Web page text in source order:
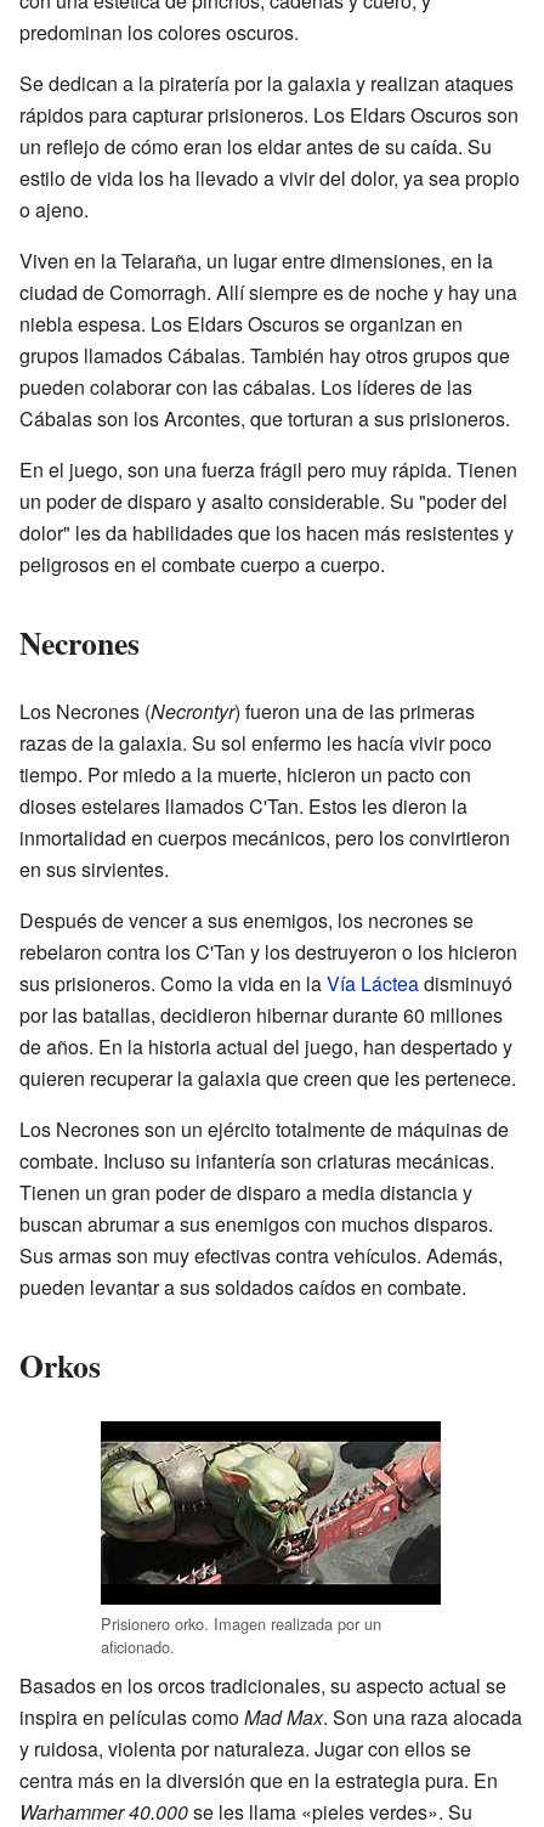
predominan los colores oscuros.
Se dedican a la piratería por la galaxia y realizan ataques
rápidos para capturar prisioneros. Los Eldars Oscuros son
un reflejo de cómo eran los eldar antes de su caída. Su
estilo de vida los ha llevado a vivir del dolor, ya sea propio
o ajeno.
Viven en la Telaraña, un lugar entre dimensiones, en la
ciudad de Comorragh. Allí siempre es de noche y hay una
niebla espesa. Los Eldars Oscuros se organizan en
grupos llamados Cábalas. También hay otros grupos que
pueden colaborar con las cábalas. Los líderes de las
Cábalas son los Arcontes, que torturan a sus prisioneros.
En el juego, son una fuerza frágil pero muy rápida. Tienen
un poder de disparo y asalto considerable. Su "poder del
dolor" les da habilidades que los hacen más resistentes y
peligrosos en el combate cuerpo a cuerpo.
Necrones
Los Necrones (Necrontyr) fueron una de las primeras
razas de la galaxia. Su sol enfermo les hacía vivir poco
tiempo. Por miedo a la muerte, hicieron un pacto con
dioses estelares llamados C'Tan. Estos les dieron la
inmortalidad en cuerpos mecánicos, pero los convirtieron
en sus sirvientes.
Después de vencer a sus enemigos, los necrones se
rebelaron contra los C'Tan y los destruyeron o los hicieron
sus prisioneros. Como la vida en laVía Lácteadisminuyó
por las batallas, decidieron hibernar durante 60 millones
de años. En la historia actual del juego, han despertado y
quieren recuperar la galaxia que creen que les pertenece.
Los Necrones son un ejército totalmente de máquinas de
combate. Incluso su infantería son criaturas mecánicas.
Tienen un gran poder de disparo a media distancia y
buscan abrumar a sus enemigos con muchos disparos.
Sus armas son muy efectivas contra vehículos. Además,
pueden levantar a sus soldados caídos en combate.
Orkos
Prisionero orko. Imagen realizada por un
aficionado.
Basados en los orcos tradicionales, su aspecto actual se
inspira en películas comoMad Max. Son una raza alocada
y ruidosa, violenta por naturaleza. Jugar con ellos se
centra más en la diversión que en la estrategia pura. En
Warhammer 40.000se les llama «pieles verdes». Su